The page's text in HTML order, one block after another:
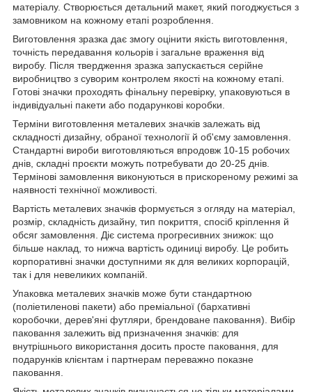
матеріалу. Створюється детальний макет, який погоджується з
замовником на кожному етапі розроблення.
Виготовлення зразка дає змогу оцінити якість виготовлення,
точність передавання кольорів і загальне враження від
виробу. Після твердження зразка запускається серійне
виробництво з суворим контролем якості на кожному етапі.
Готові значки проходять фінальну перевірку, упаковуються в
індивідуальні пакети або подарункові коробки.
Терміни виготовлення металевих значків залежать від
складності дизайну, обраної технології й об'єму замовлення.
Стандартні вироби виготовляються впродовж 10-15 робочих
днів, складні проєкти можуть потребувати до 20-25 днів.
Термінові замовлення виконуються в прискореному режимі за
наявності технічної можливості.
Вартість металевих значків формується з огляду на матеріал,
розмір, складність дизайну, тип покриття, спосіб кріплення й
обсяг замовлення. Діє система прогресивних знижок: що
більше наклад, то нижча вартість одиниці виробу. Це робить
корпоративні значки доступними як для великих корпорацій,
так і для невеликих компаній.
Упаковка металевих значків може бути стандартною
(поліетиленові пакети) або преміальної (бархативні
коробочки, дерев'яні футляри, брендоване паковання). Вибір
паковання залежить від призначення значків: для
внутрішнього використання досить просте паковання, для
подарунків клієнтам і партнерам переважно показне
паковання.